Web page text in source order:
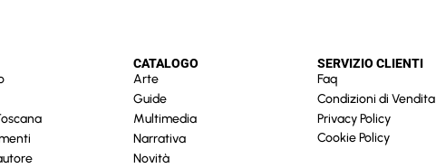
CATALOGO
Arte
Guide
Multimedia
Narrativa
Novità
SERVIZIO CLIENTI
Faq
Condizioni di Vendita
Privacy Policy
Cookie Policy